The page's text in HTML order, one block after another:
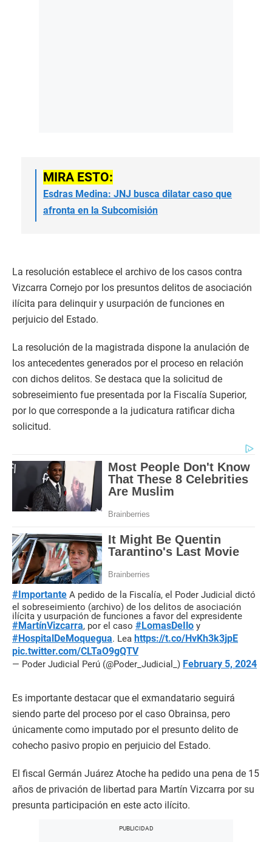
MIRA ESTO:
Esdras Medina: JNJ busca dilatar caso que
afronta en la Subcomisión
La resolución establece el archivo de los casos contra
Vizcarra Cornejo por los presuntos delitos de asociación
ilícita para delinquir y usurpación de funciones en
perjuicio del Estado.
La resolución de la magistrada dispone la anulación de
los antecedentes generados por el proceso en relación
con dichos delitos. Se destaca que la solicitud de
sobreseimiento fue presentada por la Fiscalía Superior,
por lo que corresponde a la judicatura ratificar dicha
solicitud.
#Importante A pedido de la Fiscalía, el Poder Judicial dictó
el sobreseimiento (archivo) de los delitos de asociación
ilícita y usurpación de funciones a favor del expresidente
#MartínVizcarra, por el caso #LomasDeIlo y
#HospitalDeMoquegua. Lea https://t.co/HvKh3k3jpE
pic.twitter.com/CLTaO9gQTV
— Poder Judicial Perú (@Poder_Judicial_) February 5, 2024
Es importante destacar que el exmandatario seguirá
siendo parte del proceso por el caso Obrainsa, pero
únicamente como imputado por el presunto delito de
cohecho pasivo propio en perjuicio del Estado.
El fiscal Germán Juárez Atoche ha pedido una pena de 15
años de privación de libertad para Martín Vizcarra por su
presunta participación en este acto ilícito.